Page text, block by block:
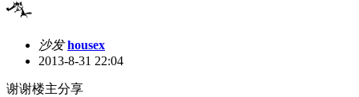
沙发 housex
2013-8-31 22:04
谢谢楼主分享